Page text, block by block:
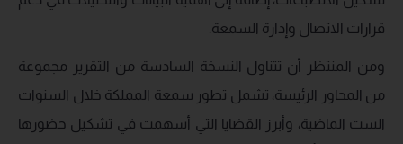
قرارات الاتصال وإدارة السمعة.
ومن المنتظر أن تتناول النسخة السادسة من التقرير مجموعة
من المحاور الرئيسة، تشمل تطور سمعة المملكة خلال السنوات
الست الماضية، وأبرز القضايا التي أسهمت في تشكيل حضورها